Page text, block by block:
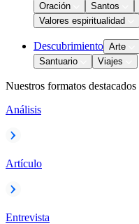
Oración
Santos
Valores espiritualidad
Descubrimiento Arte
Santuario
Viajes
Nuestros formatos destacados
Análisis
Artículo
Entrevista